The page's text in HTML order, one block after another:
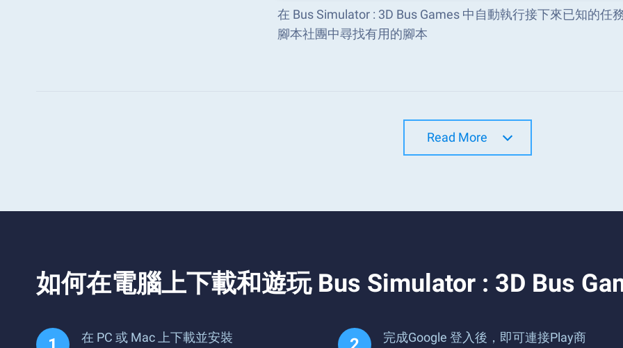
在 Bus Simulator : 3D Bus Games 中自動執行接下來已知的任
腳本社團中尋找有用的腳本
Read More
如何在電腦上下載和遊玩 Bus Simulator : 3D Bus
在 PC 或 Mac 上下載並安裝
完成Google 登入後，即可連接Play商